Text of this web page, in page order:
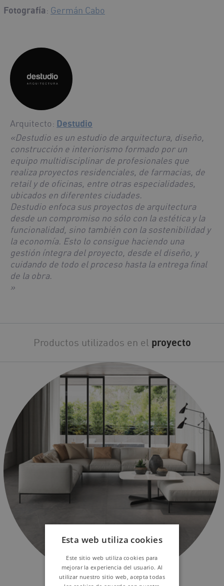
Fotografía: Germán Cabo
Arquitecto: Destudio
«Destudio es un estudio de arquitectura, diseño,
construcción e interiorismo formado por un
equipo multidisciplinar de profesionales que
realiza proyectos residenciales, de farmacias, de
retail y de oficinas, entre otras especialidades,
ubicados en diferentes ciudades.
Destudio enfoca sus proyectos de arquitectura
desde un compromiso no sólo con la estética y la
funcionalidad, sino también con la sostenibilidad y
la economía. Esto lo consigue haciendo una
gestión íntegra del proyecto, desde el diseño, y
cuidando de todo el proceso hasta la entrega final
de la obra.
»
Productos utilizados en el proyecto
Esta web utiliza cookies
Este sitio web utiliza cookies para
mejorar la experiencia del usuario. Al
utilizar nuestro sitio web, acepta todas